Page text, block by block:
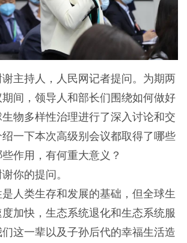
谢主持人，人民网记者提问。为期两
间，领导人和部长们围绕如何做好
生物多样性治理进行了深入讨论和交
一下本次高级别会议都取得了哪些
作用，有何重大意义？
你的提问。
类生存和发展的基础，但全球生
加快，生态系统退化和生态系统服
这一辈以及子孙后代的幸福生活造